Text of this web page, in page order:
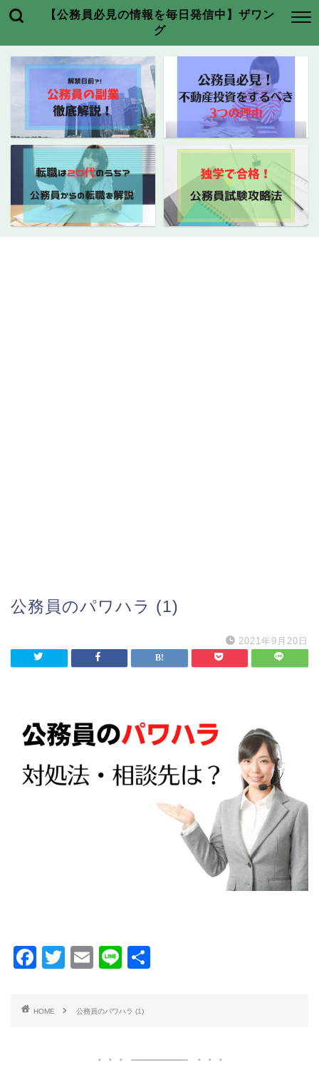
【公務員必見の情報を毎日発信中】ザワン
グ
公務員のパワハラ (1)
2021年9月20日
F
c
T
tt
E
ai
Li
e
HOME 公務員のパワハラ (1)